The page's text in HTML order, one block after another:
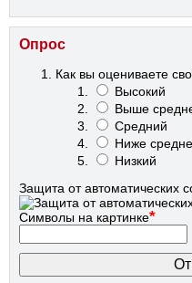
Опрос
Как вы оцениваете
Высокий
Выше
Средний
Ниже
Низкий
Защита от автоматических
Символы на картинке*